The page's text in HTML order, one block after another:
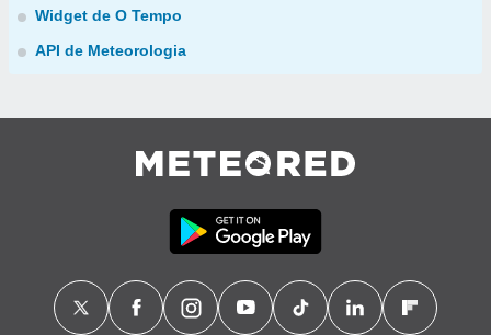
Widget de O Tempo
API de Meteorologia